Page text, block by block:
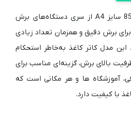
کاتر اهرمی اون مدل 858 سایز A4 از سری دستگاه‌های برش
برش دقیق و همزمان تعداد زیادی
مدل کاتر کاغذ به‌خاطر استحکام
بالای برش، گزینه‌ای مناسب برای
آموزشگاه‌ ها و هر مکانی است که
با کیفیت دارد.